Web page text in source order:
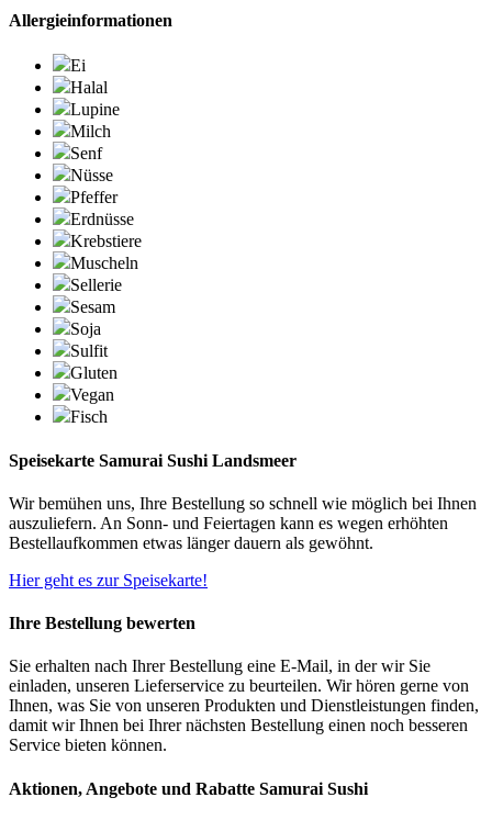
Allergieinformationen
Ei
Halal
Lupine
Milch
Senf
Nüsse
Pfeffer
Erdnüsse
Krebstiere
Muscheln
Sellerie
Sesam
Soja
Sulfit
Gluten
Vegan
Fisch
Speisekarte Samurai Sushi Landsmeer
Wir bemühen uns, Ihre Bestellung so schnell wie möglich bei Ihnen
auszuliefern. An Sonn- und Feiertagen kann es wegen erhöhten
Bestellaufkommen etwas länger dauern als gewöhnt.
Hier geht es zur Speisekarte!
Ihre Bestellung bewerten
Sie erhalten nach Ihrer Bestellung eine E-Mail, in der wir Sie
einladen, unseren Lieferservice zu beurteilen. Wir hören gerne von
Ihnen, was Sie von unseren Produkten und Dienstleistungen finden,
damit wir Ihnen bei Ihrer nächsten Bestellung einen noch besseren
Service bieten können.
Aktionen, Angebote und Rabatte Samurai Sushi